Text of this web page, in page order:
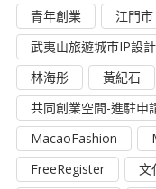
青年創業
江門市
武夷山旅遊城市IP設
林海彤
黃紀石
共同創業空間-進駐申
MacaoFashion
FreeRegister
文